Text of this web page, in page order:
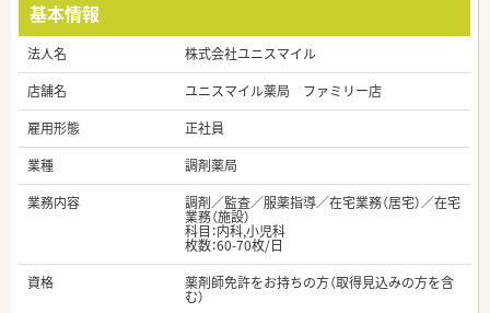
基本情報
法人名
株式会社ユニスマイル
店舗名
ユニスマイル薬局 ファミリー店
雇用形態
正社員
業種
調剤薬局
業務内容
調剤／監査／服薬指導／在宅業務（居宅）／在宅
業務（施設）
科目：内科,小児科
枚数：60-70枚/日
資格
薬剤師免許をお持ちの方（取得見込みの方を含
む）